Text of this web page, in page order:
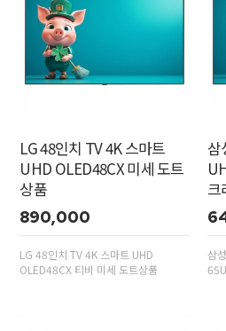
LG 48인치 TV 4K 스마트
UHD OLED48CX 미세 도트
상품
890,000
LG 48인치 TV 4K 스마트 UHD
OLED48CX 티비 미세 도트상품
삼
크
삼